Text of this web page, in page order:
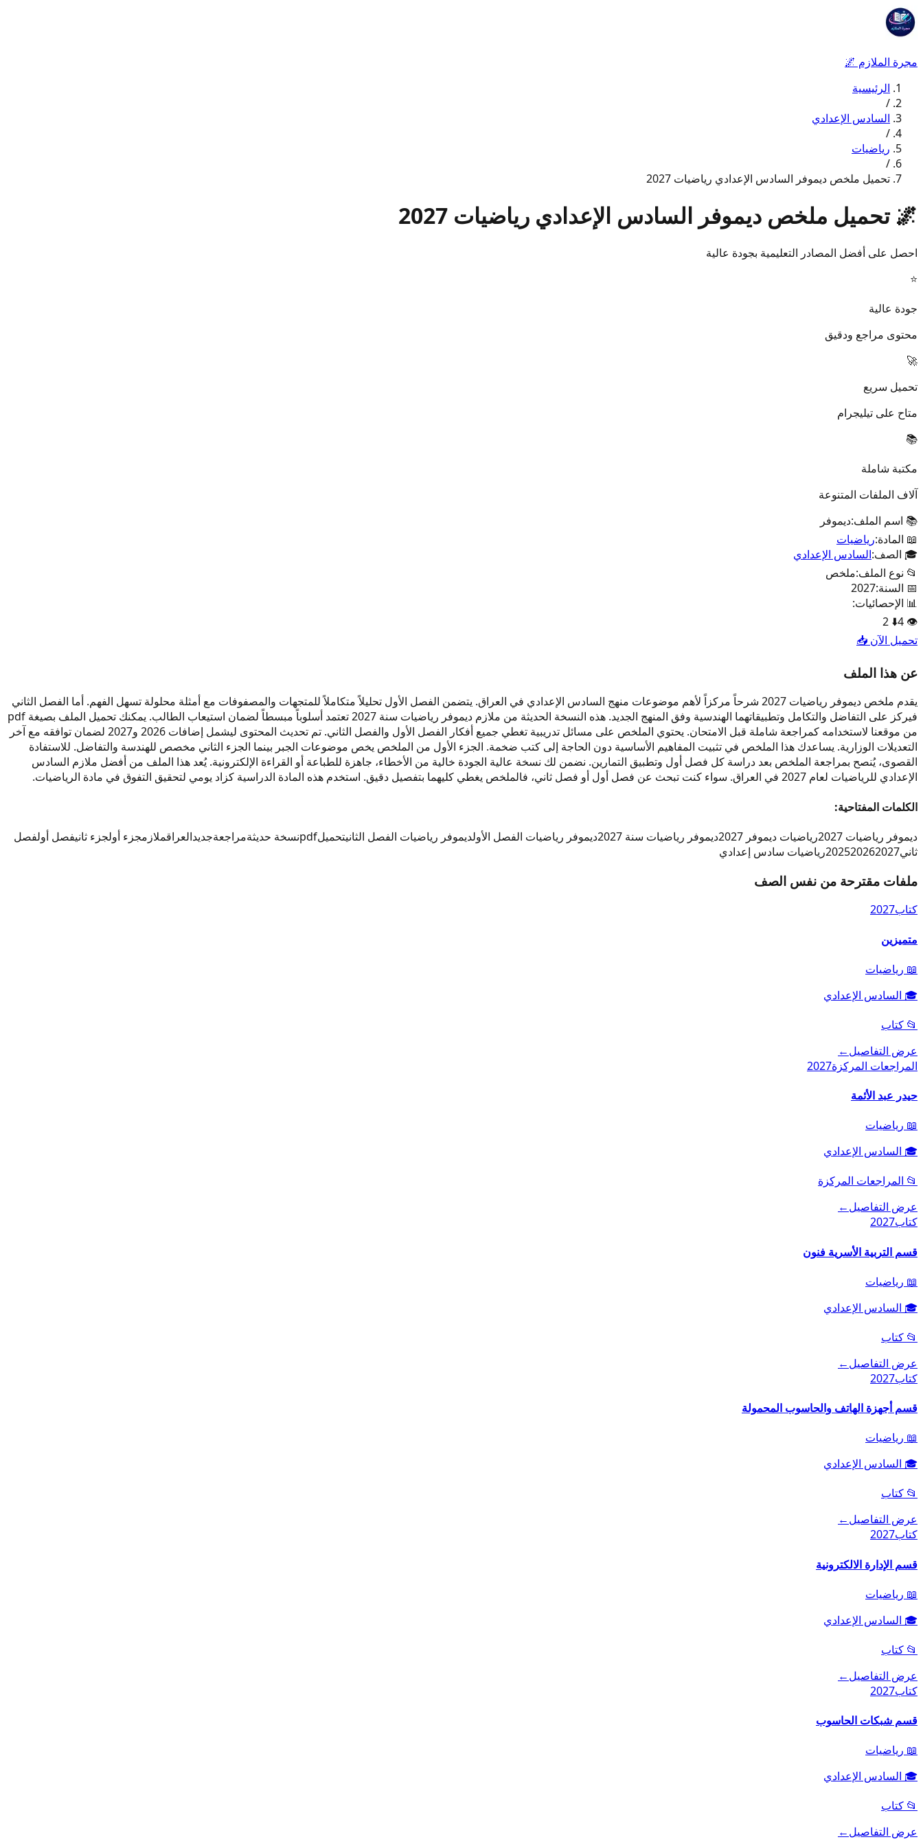
مجرة الملازم 🌌
الرئيسية
/
السادس الإعدادي
/
رياضيات
/
تحميل ملخص ديموفر السادس الإعدادي رياضيات 2027
🌌 تحميل ملخص ديموفر السادس الإعدادي رياضيات 2027
احصل على أفضل المصادر التعليمية بجودة عالية
⭐
جودة عالية
محتوى مراجع ودقيق
🚀
تحميل سريع
متاح على تيليجرام
📚
مكتبة شاملة
آلاف الملفات المتنوعة
📚 اسم الملف:ديموفر
📖 المادة:رياضيات
🎓 الصف:السادس الإعدادي
📂 نوع الملف:ملخص
📅 السنة:2027
📊 الإحصائيات:
👁️
4
⬇️
2
تحميل الآن 📥
عن هذا الملف
يقدم ملخص ديموفر رياضيات 2027 شرحاً مركزاً لأهم موضوعات منهج السادس الإعدادي في العراق. يتضمن الفصل الأول تحليلاً متكاملاً للمتجهات والمصفوفات مع أمثلة محلولة تسهل الفهم. أما الفصل الثاني
فيركز على التفاضل والتكامل وتطبيقاتهما الهندسية وفق المنهج الجديد. هذه النسخة الحديثة من ملازم ديموفر رياضيات سنة 2027 تعتمد أسلوباً مبسطاً لضمان استيعاب الطالب. يمكنك تحميل الملف بصيغة pdf
من موقعنا لاستخدامه كمراجعة شاملة قبل الامتحان. يحتوي الملخص على مسائل تدريبية تغطي جميع أفكار الفصل الأول والفصل الثاني. تم تحديث المحتوى ليشمل إضافات 2026 و2027 لضمان توافقه مع آخر
التعديلات الوزارية. يساعدك هذا الملخص في تثبيت المفاهيم الأساسية دون الحاجة إلى كتب ضخمة. الجزء الأول من الملخص يخص موضوعات الجبر بينما الجزء الثاني مخصص للهندسة والتفاضل. للاستفادة
القصوى، يُنصح بمراجعة الملخص بعد دراسة كل فصل أول وتطبيق التمارين. نضمن لك نسخة عالية الجودة خالية من الأخطاء، جاهزة للطباعة أو القراءة الإلكترونية. يُعد هذا الملف من أفضل ملازم السادس
الإعدادي للرياضيات لعام 2027 في العراق. سواء كنت تبحث عن فصل أول أو فصل ثاني، فالملخص يغطي كليهما بتفصيل دقيق. استخدم هذه المادة الدراسية كزاد يومي لتحقيق التفوق في مادة الرياضيات.
الكلمات المفتاحية:
ديموفر رياضيات 2027
رياضيات ديموفر 2027 ديموفر رياضيات سنة 2027 ديموفر رياضيات الفصل الأولديموفر رياضيات الفصل الثانيتحميلpdfنسخة حديثةمراجعةجديدالعراقملازمجزء أولجزء ثانيفصل أولفصل
ثاني
202520262027 رياضيات سادس إعدادي
ملفات مقترحة من نفس الصف
كتاب2027
متميزين
📖 رياضيات
🎓 السادس الإعدادي
📂 كتاب
عرض التفاصيل←
المراجعات المركزة2027
حيدر عبد الأئمة
📖 رياضيات
🎓 السادس الإعدادي
📂 المراجعات المركزة
عرض التفاصيل←
كتاب2027
قسم التربية الأسرية فنون
📖 رياضيات
🎓 السادس الإعدادي
📂 كتاب
عرض التفاصيل←
كتاب2027
قسم أجهزة الهاتف والحاسوب المحمولة
📖 رياضيات
🎓 السادس الإعدادي
📂 كتاب
عرض التفاصيل←
كتاب2027
قسم الإدارة الالكترونية
📖 رياضيات
🎓 السادس الإعدادي
📂 كتاب
عرض التفاصيل←
كتاب2027
قسم شبكات الحاسوب
📖 رياضيات
🎓 السادس الإعدادي
📂 كتاب
عرض التفاصيل←